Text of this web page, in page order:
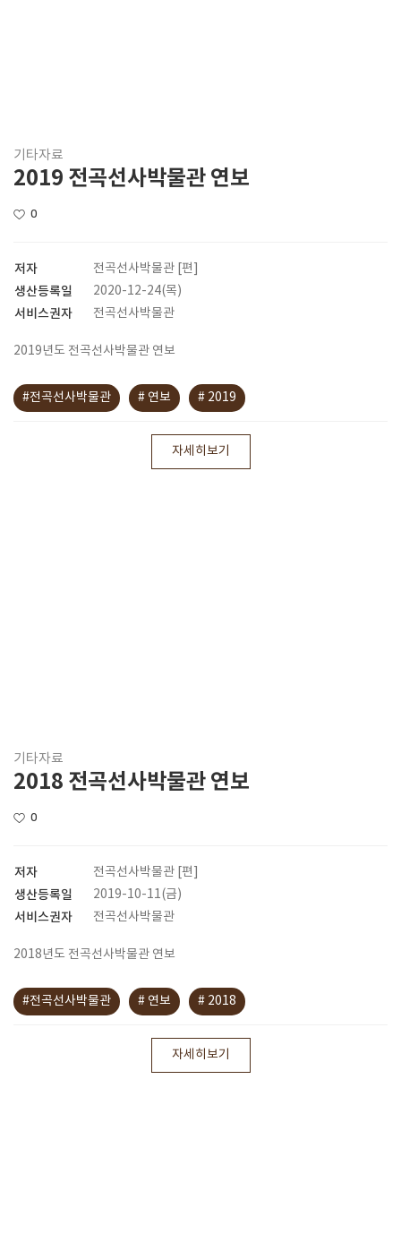
기타자료
2019 전곡선사박물관 연보
0
저자 전곡선사박물관 [편]
생산등록일 2020-12-24(목)
서비스권자 전곡선사박물관
2019년도 전곡선사박물관 연보
#전곡선사박물관 # 연보 # 2019
자세히보기
기타자료
2018 전곡선사박물관 연보
0
저자 전곡선사박물관 [편]
생산등록일 2019-10-11(금)
서비스권자 전곡선사박물관
2018년도 전곡선사박물관 연보
#전곡선사박물관 # 연보 # 2018
자세히보기